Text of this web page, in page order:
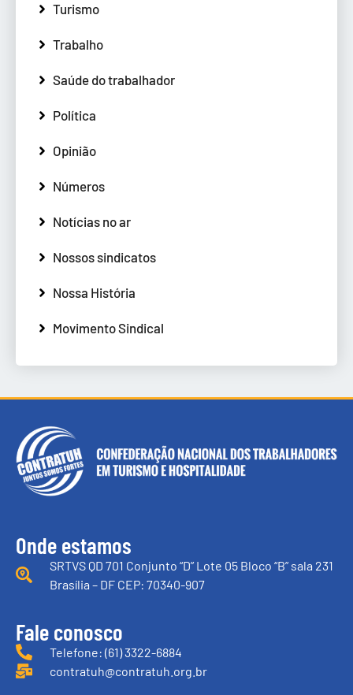
Turismo
Trabalho
Saúde do trabalhador
Política
Opinião
Números
Notícias no ar
Nossos sindicatos
Nossa História
Movimento Sindical
Onde estamos
SRTVS QD 701 Conjunto “D” Lote 05 Bloco “B” sala 231
Brasília – DF CEP: 70340-907
Fale conosco
Telefone: (61) 3322-6884
contratuh@contratuh.org.br